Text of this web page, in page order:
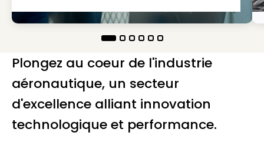
Plongez au coeur de l'industrie
aéronautique, un secteur
d'excellence alliant innovation
technologique et performance.